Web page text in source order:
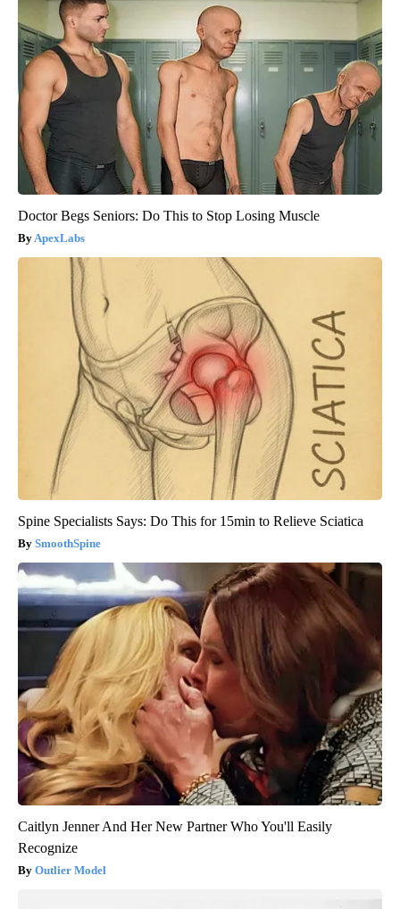
Doctor Begs Seniors: Do This to Stop Losing Muscle
ApexLabs
Spine Specialists Says: Do This for 15min to Relieve Sciatica
SmoothSpine
Caitlyn Jenner And Her New Partner Who You'll Easily
Recognize
Outlier Model